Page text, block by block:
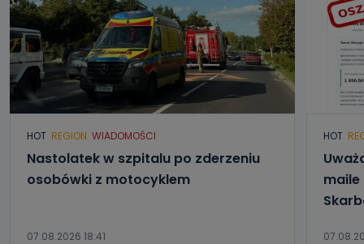
HOT REGION WIADOMOŚCI
Nastolatek w szpitalu po zderzeniu
osobówki z motocyklem
07.08.2026 18:41
HOT
maile